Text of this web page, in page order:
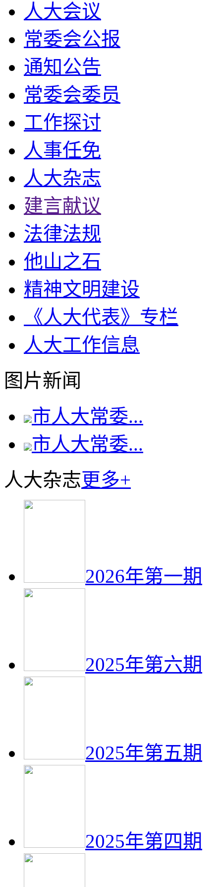
人大会议
常委会公报
通知公告
常委会委员
工作探讨
人事任免
人大杂志
建言献议
法律法规
他山之石
精神文明建设
《人大代表》专栏
人大工作信息
图片新闻
市人大常委...
市人大常委...
人大杂志更多+
2026年第一期
2025年第六期
2025年第五期
2025年第四期